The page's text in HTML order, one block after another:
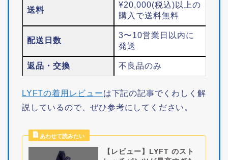
送料
¥20,000(税込)以上の
購入で送料無料
配送日数
3〜10営業日以内に
発送
返品・交換 不良品のみ
LYFTの着用レビューは下記の記事でくわしく解
説しているので、ぜひ参考にしてください。
【レビュー】LYFT のスト